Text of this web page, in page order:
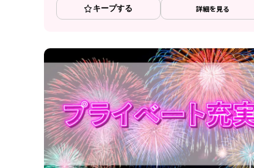
キープする 詳細を見る